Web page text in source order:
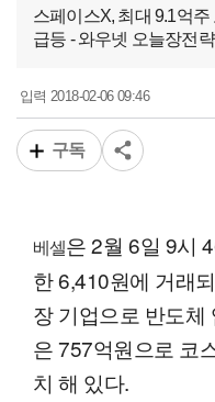
스페이스X, 최대 9.1억
급등 - 와우넷 오늘장전략
입력2018-02-06 09:46
구독
베셀은 2월 6일 9시
한 6,410원에 거래
장 기업으로 반도체
은 757억원으로 코
치 해 있다.